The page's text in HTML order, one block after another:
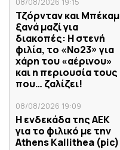
Τζόρνταν και Μπέκαμ
ξανά μαζί για
διακοπές: Η στενή
φιλία, το «Νο23» για
χάρη του «αέρινου»
και η περιουσία τους
που… ζαλίζει!
08/08/2026 19:09
Η ενδεκάδα της ΑΕΚ
για το φιλικό με την
Athens Kallithea (pic)